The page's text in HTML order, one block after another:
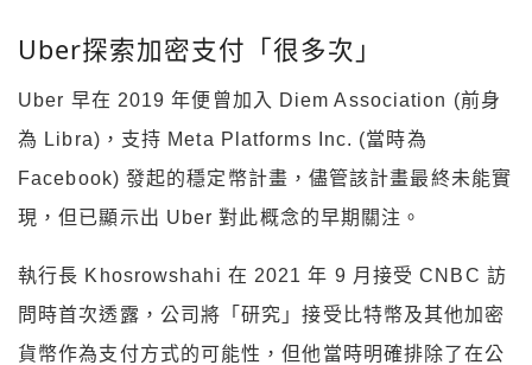
Uber探索加密支付「很多次」
Uber 早在 2019 年便曾加入 Diem Association (前身
為 Libra)，支持 Meta Platforms Inc. (當時為
Facebook) 發起的穩定幣計畫，儘管該計畫最終未能實
現，但已顯示出 Uber 對此概念的早期關注。
執行長 Khosrowshahi 在 2021 年 9 月接受 CNBC 訪
問時首次透露，公司將「研究」接受比特幣及其他加密
貨幣作為支付方式的可能性，但他當時明確排除了在公